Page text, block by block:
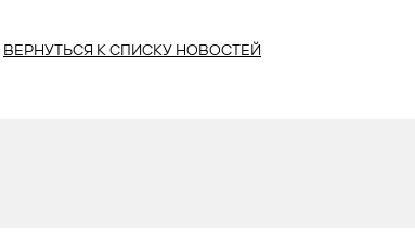
ВЕРНУТЬСЯ К СПИСКУ НОВОСТЕЙ